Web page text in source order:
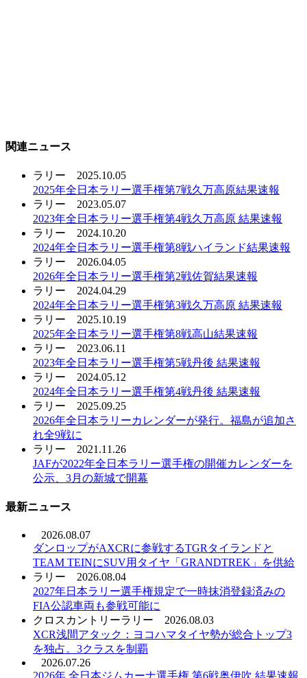
関連ニュース
ラリー
2025.10.05
2025年全日本ラリー選手権第7戦久万高原結果速報
ラリー
2023.05.07
2023年全日本ラリー選手権第4戦久万高原 結果速報
ラリー
2024.10.20
2024年全日本ラリー選手権第8戦ハイランド結果速報
ラリー
2026.04.05
2026年全日本ラリー選手権第2戦佐賀結果速報
ラリー
2024.04.29
2024年全日本ラリー選手権第3戦久万高原 結果速報
ラリー
2025.10.19
2025年全日本ラリー選手権第8戦高山結果速報
ラリー
2023.06.11
2023年全日本ラリー選手権第5戦丹後 結果速報
ラリー
2024.05.12
2024年全日本ラリー選手権第4戦丹後 結果速報
ラリー
2025.09.25
2026年全日本ラリーカレンダーが発行。福島が追加さ
れ全9戦に
ラリー
2021.11.26
JAFが2022年全日本ラリー選手権の開催カレンダーを
公示、3月の新城で開幕
最新ニュース
2026.08.07
ダンロップがAXCRに参戦するTGRタイランドと
TEAM TEINにSUV用タイヤ「GRANDTREK」を供給
ラリー
2026.08.04
2027年日本ラリー選手権規定で一時抹消登録済みの
FIA公認車両も参戦可能に
クロスカントリーラリー
2026.08.03
XCR浅間アタック：ヨコハマタイヤ勢が総合トップ3
を独占。3クラスを制覇
2026.07.26